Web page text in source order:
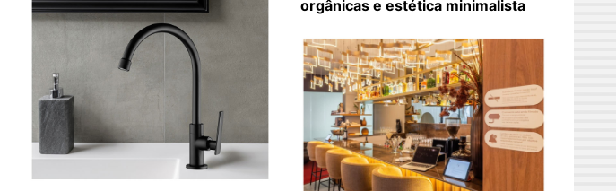
orgânicas e estética minimalista